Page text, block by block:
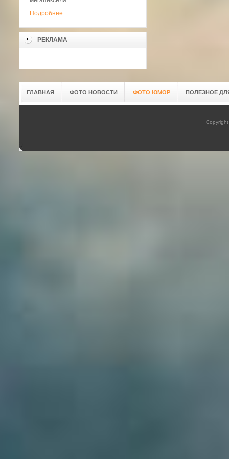
Подробнее...
РЕКЛАМА
ГЛАВНАЯ ФОТО НОВОСТИ ФОТО ЮМОР ПОЛЕЗНОЕ